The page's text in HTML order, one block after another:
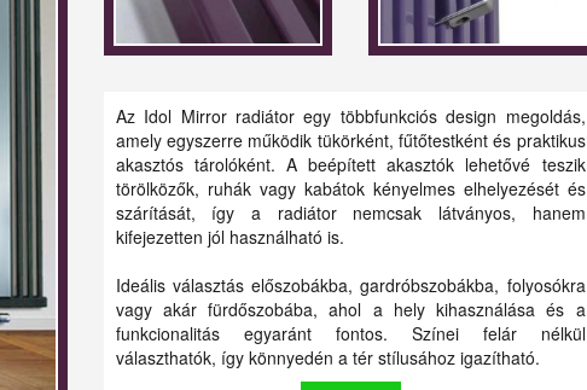
Az Idol Mirror radiátor egy többfunkciós design megoldás,
amely egyszerre működik tükörként, fűtőtestként és praktikus
akasztós tárolóként. A beépített akasztók lehetővé teszik
törölközők, ruhák vagy kabátok kényelmes elhelyezését és
szárítását, így a radiátor nemcsak látványos, hanem
kifejezetten jól használható is.
Ideális választás előszobákba, gardróbszobákba, folyosókra
vagy akár fürdőszobába, ahol a hely kihasználása és a
funkcionalitás egyaránt fontos. Színei felár nélkül
választhatók, így könnyedén a tér stílusához igazítható.